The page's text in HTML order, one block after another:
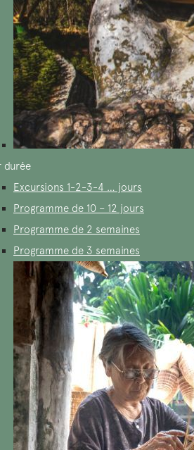
durée
Excursions 1-2-3-4 … jours
Programme de 10 – 12 jours
Programme de 2 semaines
Programme de 3 semaines
chả grillé, nems et douceurs
guide local, passionné et
des adresses authentiques,
habitants viennent savourer leur